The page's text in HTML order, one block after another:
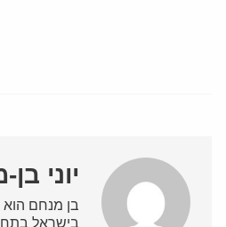
יוני
בן מנחם הוא
בישראל